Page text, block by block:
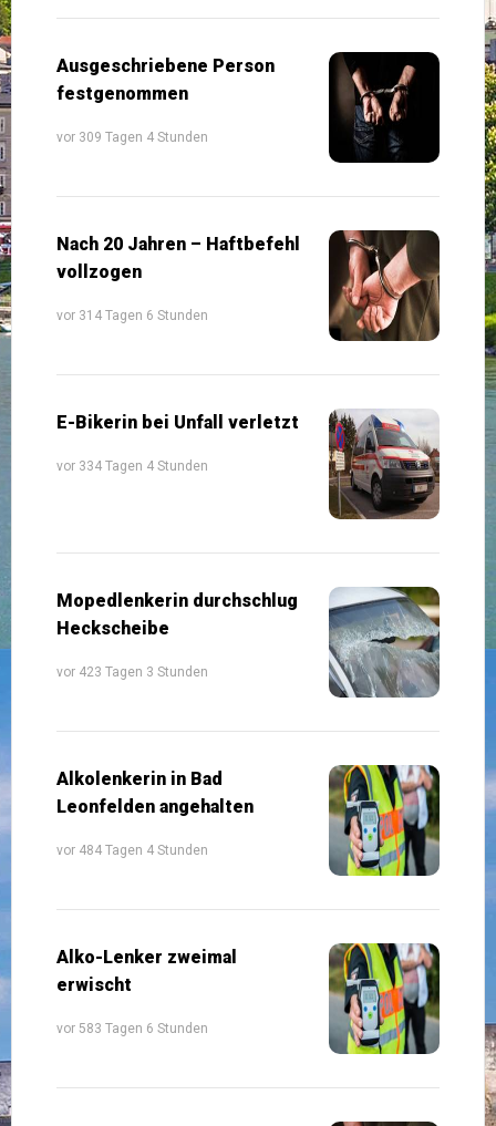
Ausgeschriebene Person
festgenommen
vor 309 Tagen 4 Stunden
Nach 20 Jahren – Haftbefehl
vollzogen
vor 314 Tagen 6 Stunden
E-Bikerin bei Unfall verletzt
vor 334 Tagen 4 Stunden
Mopedlenkerin durchschlug
Heckscheibe
vor 423 Tagen 3 Stunden
Alkolenkerin in Bad
Leonfelden angehalten
vor 484 Tagen 4 Stunden
Alko-Lenker zweimal
erwischt
vor 583 Tagen 6 Stunden